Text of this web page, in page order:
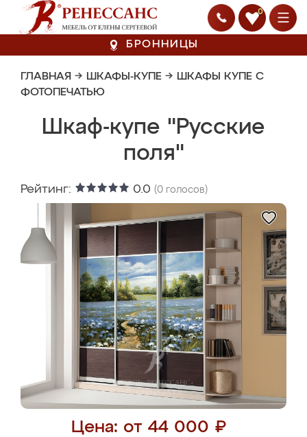
0
БРОННИЦЫ
ГЛАВНАЯ → ШКАФЫ-КУПЕ → ШКАФЫ КУПЕ С
ФОТОПЕЧАТЬЮ
Шкаф-купе "Русские
поля"
Рейтинг: 0.0 (0 голосов)
Цена: от 44 000 ₽